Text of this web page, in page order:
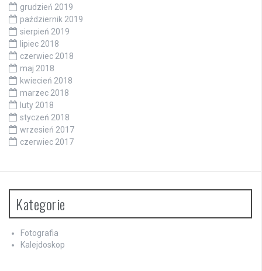
grudzień 2019
październik 2019
sierpień 2019
lipiec 2018
czerwiec 2018
maj 2018
kwiecień 2018
marzec 2018
luty 2018
styczeń 2018
wrzesień 2017
czerwiec 2017
Kategorie
Fotografia
Kalejdoskop